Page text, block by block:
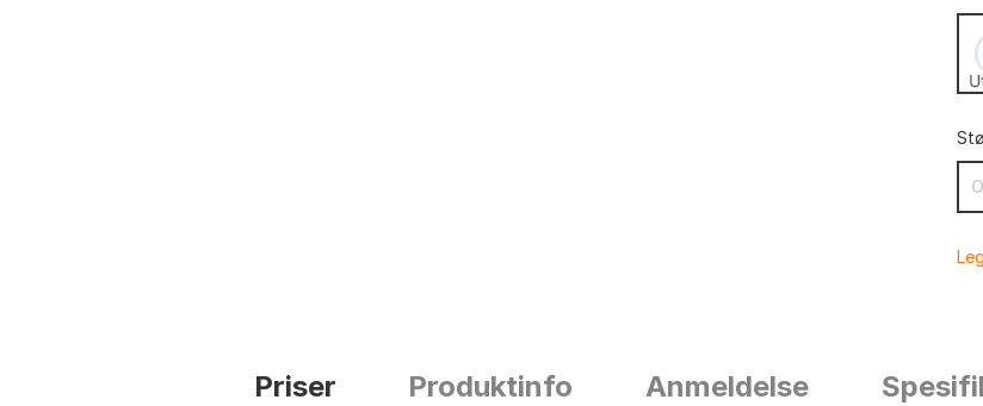
Priser Produktinfo Anmeldelse